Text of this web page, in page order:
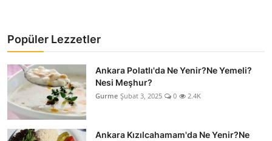
Popüler Lezzetler
Ankara Polatlı'da Ne Yenir?Ne Yemeli?
Nesi Meşhur?
Gurme Şubat 3, 2025 0 2.4K
Ankara Kızılcahamam'da Ne Yenir?Ne